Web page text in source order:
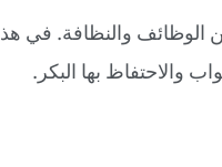
والنظافة. في
بها البكر.